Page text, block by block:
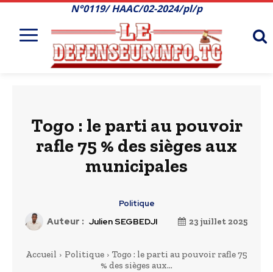
N°0119/ HAAC/02-2024/pl/p
Togo : le parti au pouvoir
rafle 75 % des sièges aux
municipales
Politique
Auteur : Julien SEGBEDJI 23 juillet 2025
Accueil Politique
Togo : le parti au pouvoir rafle 75
% des sièges aux...